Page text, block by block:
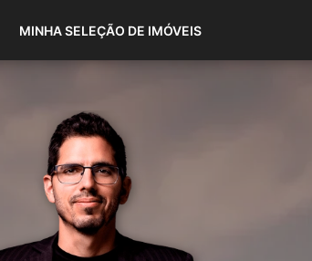
(87) 98808-1865
MINHA SELEÇÃO DE IMÓVEIS